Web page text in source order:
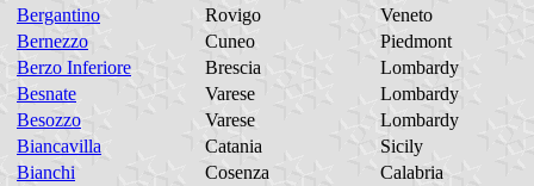
Bergantino
Rovigo
Veneto
Bernezzo
Cuneo
Piedmont
Berzo Inferiore
Brescia
Lombardy
Besnate
Varese
Lombardy
Besozzo
Varese
Lombardy
Biancavilla
Catania
Sicily
Bianchi
Cosenza
Calabria